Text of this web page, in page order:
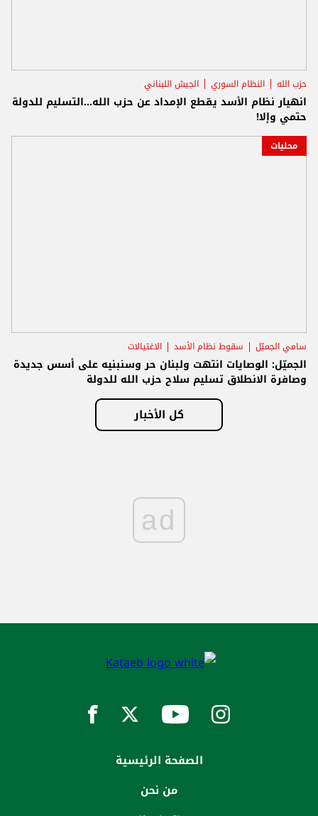
حزب الله النظام السوري الجيش اللبناني
انهيار نظام الأسد يقطع الإمداد عن حزب الله...التسليم للدولة
حتمي وإلا!
محليات
سامي الجميّل سقوط نظام الأسد الاغتيالات
الجميّل: الوصايات انتهت ولبنان حر وسنبنيه على أسس جديدة
وصافرة الانطلاق تسليم سلاح حزب الله للدولة
كل الأخبار
ad
الصفحة الرئيسية
من نحن